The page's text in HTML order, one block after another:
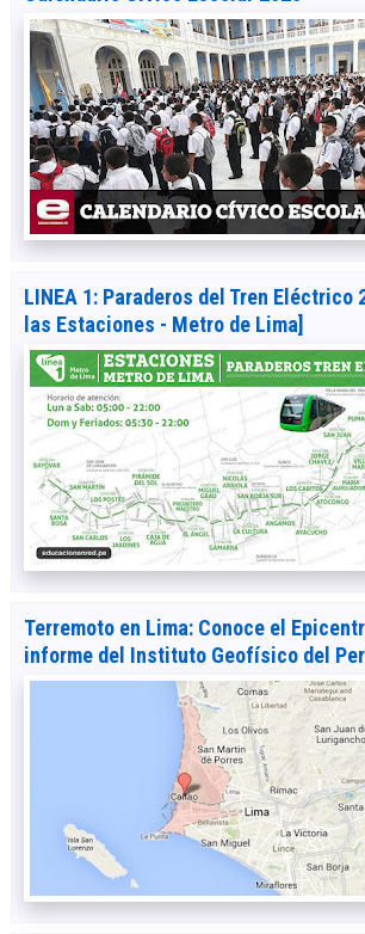
LINEA 1: Paraderos del Tren Eléctrico
las Estaciones - Metro de Lima]
Terremoto en Lima: Conoce el
informe del Instituto Geofísico del